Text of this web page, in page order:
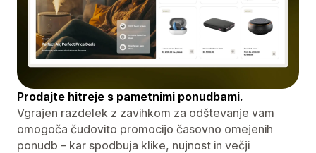
Prodajte hitreje s pametnimi ponudbami.
Vgrajen razdelek z zavihkom za odštevanje vam
omogoča čudovito promocijo časovno omejenih
ponudb – kar spodbuja klike, nujnost in večji